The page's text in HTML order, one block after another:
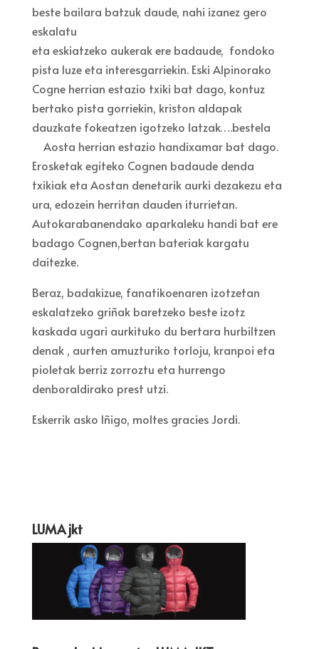
beste bailara batzuk daude, nahi izanez gero
eskalatu
eta eskiatzeko aukerak ere badaude, fondoko
pista luze eta interesgarriekin. Eski Alpinorako
Cogne herrian estazio txiki bat dago, kontuz
bertako pista gorriekin, kriston aldapak
dauzkate fokeatzen igotzeko latzak….bestela
Aosta herrian estazio handixamar
bat dago.
Erosketak egiteko Cognen badaude denda
txikiak eta Aostan denetarik aurki dezakezu eta
ura, edozein herritan dauden iturrietan.
Autokarabanendako aparkaleku handi bat ere
badago Cognen,bertan bateriak kargatu
Beraz, badakizue, fanatikoenaren izotzetan
eskalatzeko griñak baretzeko beste izotz
kaskada ugari aurkituko du bertara hurbiltzen
denak , aurten amuzturiko torloju, kranpoi eta
pioletak berriz zorroztu eta hurrengo
LUMA jkt